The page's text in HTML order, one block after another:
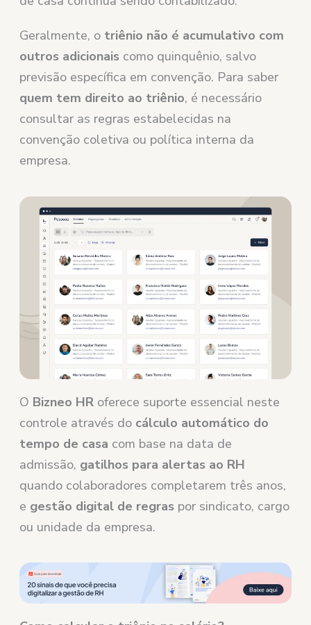
Geralmente, o triênio não é acumulativo com
outros adicionais como quinquênio, salvo
previsão específica em convenção. Para saber
quem tem direito ao triênio, é necessário
consultar as regras estabelecidas na
convenção coletiva ou política interna da
empresa.
O Bizneo HR oferece suporte essencial neste
controle através do cálculo automático do
tempo de casa com base na data de
admissão, gatilhos para alertas ao RH
quando colaboradores completarem três anos,
e gestão digital de regras por sindicato, cargo
ou unidade da empresa.